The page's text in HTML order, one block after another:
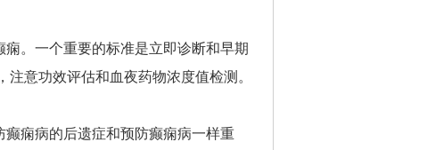
。一个重要的标准是立即诊断和早期
意功效评估和血夜药物浓度值检测。
痫病的后遗症和预防癫痫病一样重